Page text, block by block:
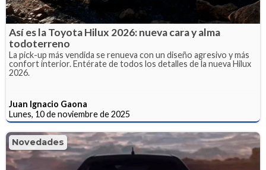
Así es la Toyota Hilux 2026: nueva cara y alma
todoterreno
La pick-up más vendida se renueva con un diseño agresivo y más
confort interior. Entérate de todos los detalles de la nueva Hilux
2026.
Juan Ignacio Gaona
Lunes, 10 de noviembre de 2025
Novedades